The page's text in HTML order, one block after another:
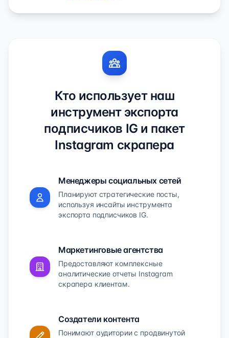
Кто использует наш
инструмент экспорта
подписчиков IG и пакет
Instagram скрапера
Менеджеры социальных сетей
Планируют стратегические посты,
используя инсайты инструмента
экспорта подписчиков IG.
Маркетинговые агентства
Предоставляют комплексные
аналитические отчеты Instagram
скрапера клиентам.
Создатели контента
Понимают аудитории с продвинутой